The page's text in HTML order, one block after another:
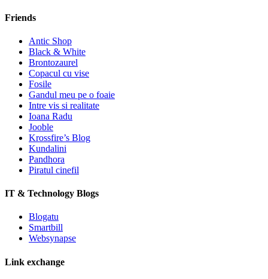
Friends
Antic Shop
Black & White
Brontozaurel
Copacul cu vise
Fosile
Gandul meu pe o foaie
Intre vis si realitate
Ioana Radu
Jooble
Krossfire’s Blog
Kundalini
Pandhora
Piratul cinefil
IT & Technology Blogs
Blogatu
Smartbill
Websynapse
Link exchange